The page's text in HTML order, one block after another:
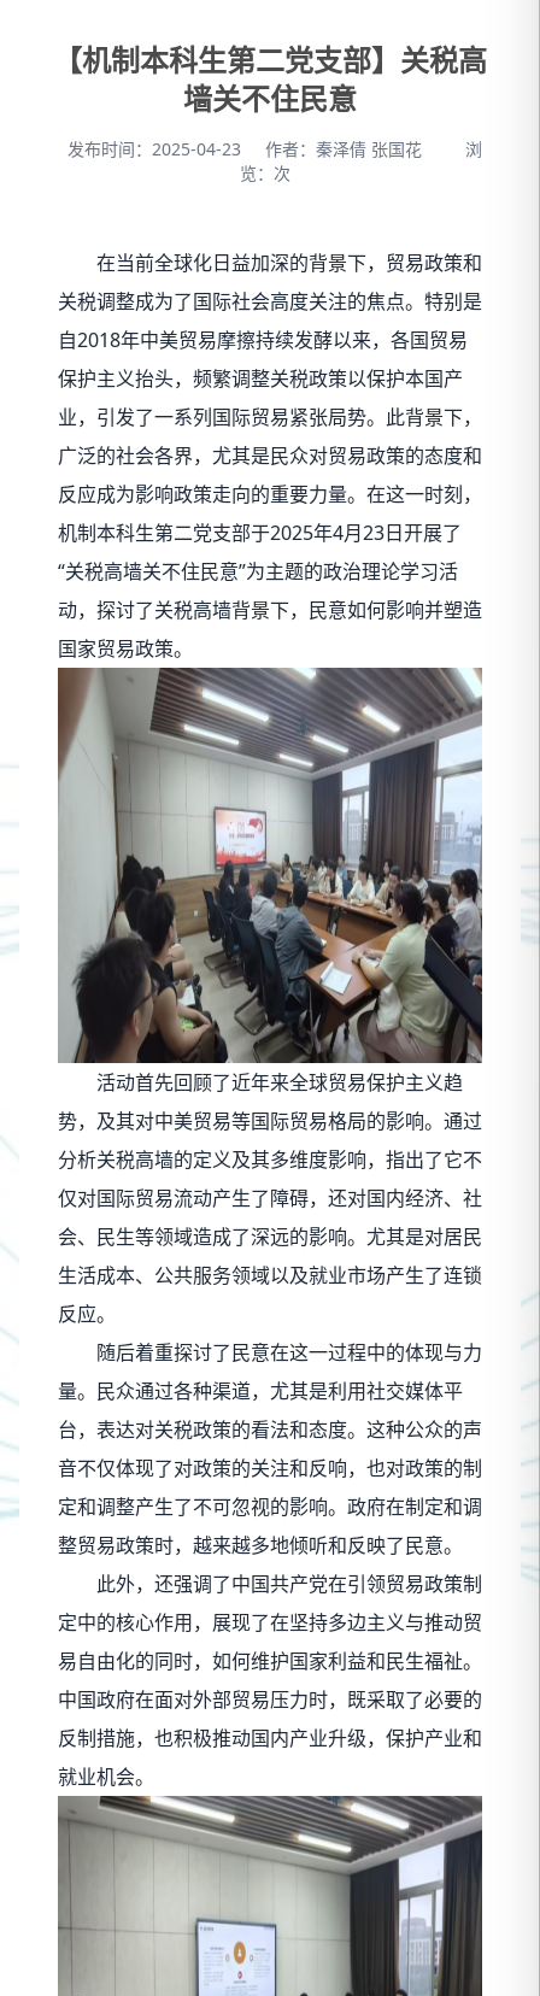
【机制本科生第二党支部】关税高
墙关不住民意
发布时间：2025-04-23 作者：秦泽倩 张国花
浏
览： 次
在当前全球化日益加深的背景下，贸易政策和
关税调整成为了国际社会高度关注的焦点。特别是
自2018年中美贸易摩擦持续发酵以来，各国贸易
保护主义抬头，频繁调整关税政策以保护本国产
业，引发了一系列国际贸易紧张局势。此背景下，
广泛的社会各界，尤其是民众对贸易政策的态度和
反应成为影响政策走向的重要力量。在这一时刻，
机制本科生第二党支部于2025年4月23日开展了
“关税高墙关不住民意”为主题的政治理论学习活
动，探讨了关税高墙背景下，民意如何影响并塑造
国家贸易政策。
活动首先回顾了近年来全球贸易保护主义趋
势，及其对中美贸易等国际贸易格局的影响。通过
分析关税高墙的定义及其多维度影响，指出了它不
仅对国际贸易流动产生了障碍，还对国内经济、社
会、民生等领域造成了深远的影响。尤其是对居民
生活成本、公共服务领域以及就业市场产生了连锁
反应。
随后着重探讨了民意在这一过程中的体现与力
量。民众通过各种渠道，尤其是利用社交媒体平
台，表达对关税政策的看法和态度。这种公众的声
音不仅体现了对政策的关注和反响，也对政策的制
定和调整产生了不可忽视的影响。政府在制定和调
整贸易政策时，越来越多地倾听和反映了民意。
此外，还强调了中国共产党在引领贸易政策制
定中的核心作用，展现了在坚持多边主义与推动贸
易自由化的同时，如何维护国家利益和民生福祉。
中国政府在面对外部贸易压力时，既采取了必要的
反制措施，也积极推动国内产业升级，保护产业和
就业机会。